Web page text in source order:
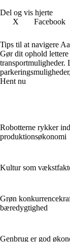
Del og vis hjerte
X
Facebook
Tips til at navigere
Gør dit ophold
Hent nu
Robotterne rykker
produktionsøkonomi
Kultur som
Grøn
bæredygtighed
Genbrug er god